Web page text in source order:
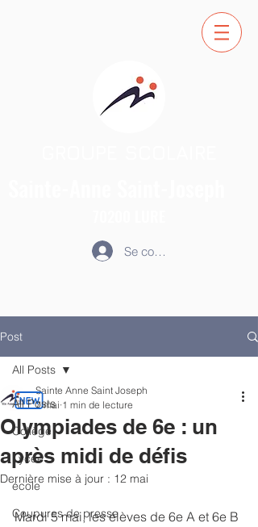
Se connecter
Post
All Posts
Collège
Lycée
école
Coupures de presse
All Posts
Olympiades de 6e : un
après midi de défis
Sainte Anne Saint Joseph
7 mai 1 min de lecture
Dernière mise à jour : 12 mai
Mardi 5 mai, les élèves de 6e A et 6e B